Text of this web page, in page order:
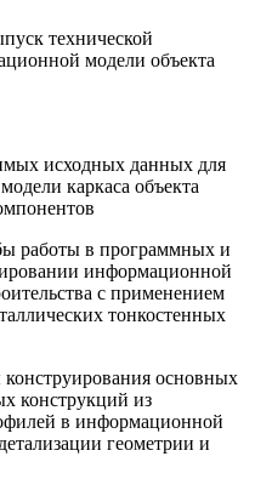
технической
модели объекта
исходных данных для
каркаса объекта
работы в программных и
информационной
с применением
тонкостенных
основных
конструкций из
в информационной
геометрии и